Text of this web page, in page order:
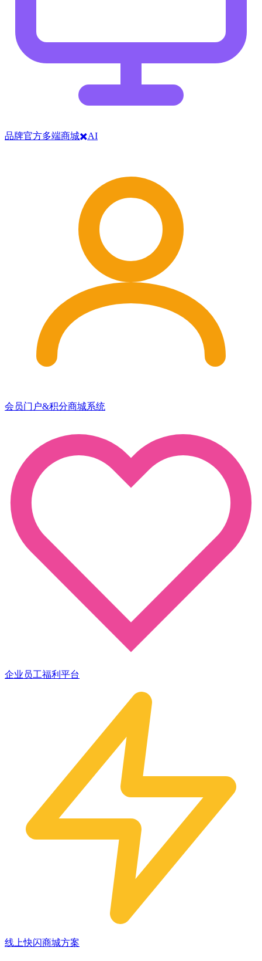
品牌官方多端商城✖️AI
会员门户&积分商城系统
企业员工福利平台
线上快闪商城方案